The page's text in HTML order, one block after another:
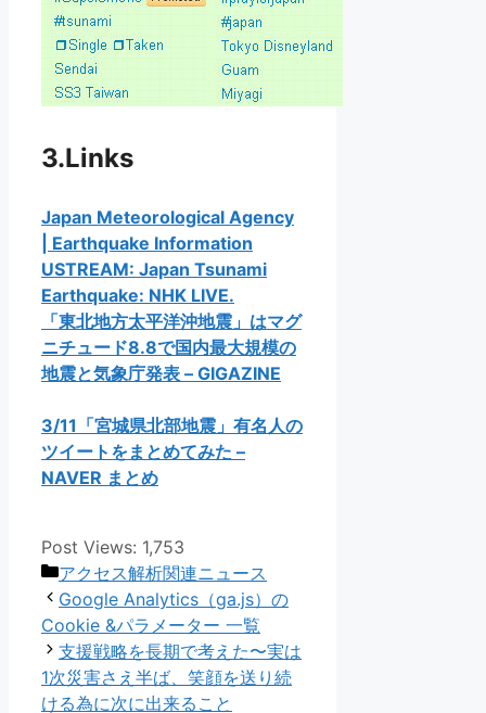
3.Links
Japan Meteorological Agency
| Earthquake Information
USTREAM: Japan Tsunami
Earthquake: NHK LIVE.
「東北地方太平洋沖地震」はマグ
ニチュード8.8で国内最大規模の
地震と気象庁発表 – GIGAZINE
3/11「宮城県北部地震」有名人の
ツイートをまとめてみた –
NAVER まとめ
Post Views: 1,753
カ
テ
ゴ
リ
ー
アクセス解析関連ニュース
Google Analytics（ga.js）の
Cookie &パラメーター 一覧
支援戦略を長期で考えた〜実は
1次災害さえ半ば、笑顔を送り続
ける為に次に出来ること